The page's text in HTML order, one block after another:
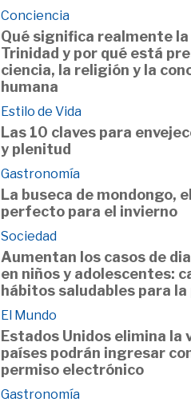
Conciencia
Qué significa realmente
Trinidad y por qué está
ciencia, la religión y la
humana
Estilo de Vida
Las 10 claves para
y plenitud
Gastronomía
La buseca de mondongo,
perfecto para el invierno
Sociedad
Aumentan los casos de
en niños y adolescentes:
hábitos saludables para la
El Mundo
Estados Unidos elimina la
países podrán ingresar
permiso electrónico
Gastronomía